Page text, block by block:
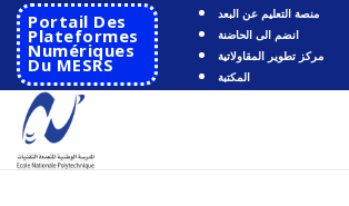
Aller
contenu
Portail Des
Plateformes
Numériques
Du MESRS
منصة التعليم عن البعد
انضم الى الحاضنة
مركز تطوير المقاولاتية
المكتبة